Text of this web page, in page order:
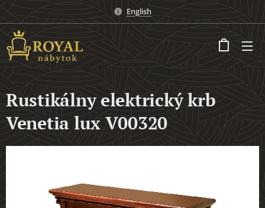
English
Rustikálny elektrický krb
Venetia lux V00320